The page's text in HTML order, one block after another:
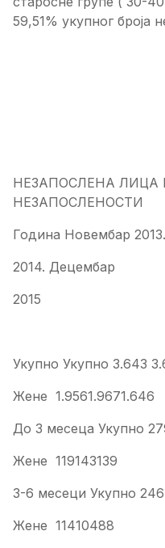
59,51% укупног броја
НЕЗАПОСЛЕНА ЛИЦА
НЕЗАПОСЛЕНОСТИ
Година Новембар
2014. Децембар
2015
Укупно Укупно 3.643
Жене 1.9561.9671.646
До 3 месеца Укупно
Жене 119143139
3-6 месеци Укупно 246
Жене 11410488